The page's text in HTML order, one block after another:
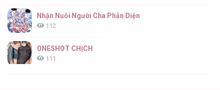
Nhận Nuôi Người Cha Phản Diện
112
ONESHOT CHỊCH
111